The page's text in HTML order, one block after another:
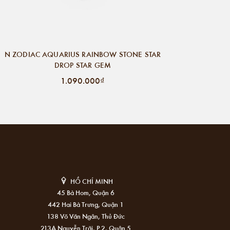
N ZODIAC AQUARIUS RAINBOW STONE STAR
DROP STAR GEM
1.090.000₫
HỒ CHÍ MINH
45 Bà Hom, Quận 6
442 Hai Bà Trưng, Quận 1
138 Võ Văn Ngân, Thủ Đức
213A Nguyễn Trãi, P.2, Quận 5